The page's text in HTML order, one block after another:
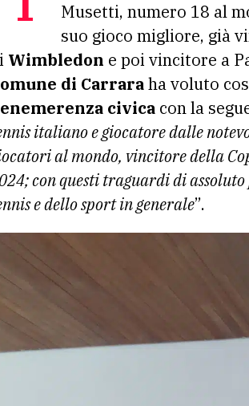
Musetti, numero 18 al
suo gioco migliore, già
Wimbledon e poi vincitore a
di Carraraha voluto
civica con la
italiano e giocatore dalle
al mondo, vincitore della
con questi traguardi di
e dello sport in generale”.